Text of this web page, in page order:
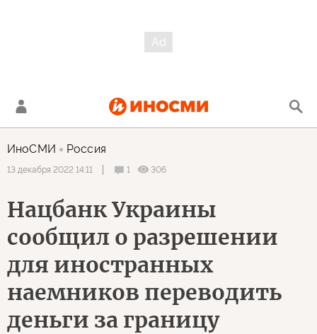
ИноСМИ Россия
13 декабря 2022 14:11 1 306
Нацбанк Украины
сообщил о разрешении
для иностранных
наемников переводить
деньги за границу